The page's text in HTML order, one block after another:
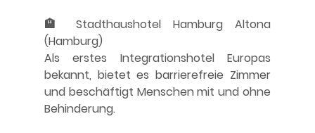
🏨 Stadthaushotel Hamburg Altona
(Hamburg)
Als erstes Integrationshotel Europas
bekannt, bietet es barrierefreie Zimmer
und beschäftigt Menschen mit und ohne
Behinderung.